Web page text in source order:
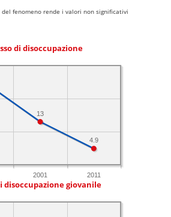
del fenomeno rende i valori non significativi
di disoccupazione
2001 2011
4.9
13
disoccupazione giovanile